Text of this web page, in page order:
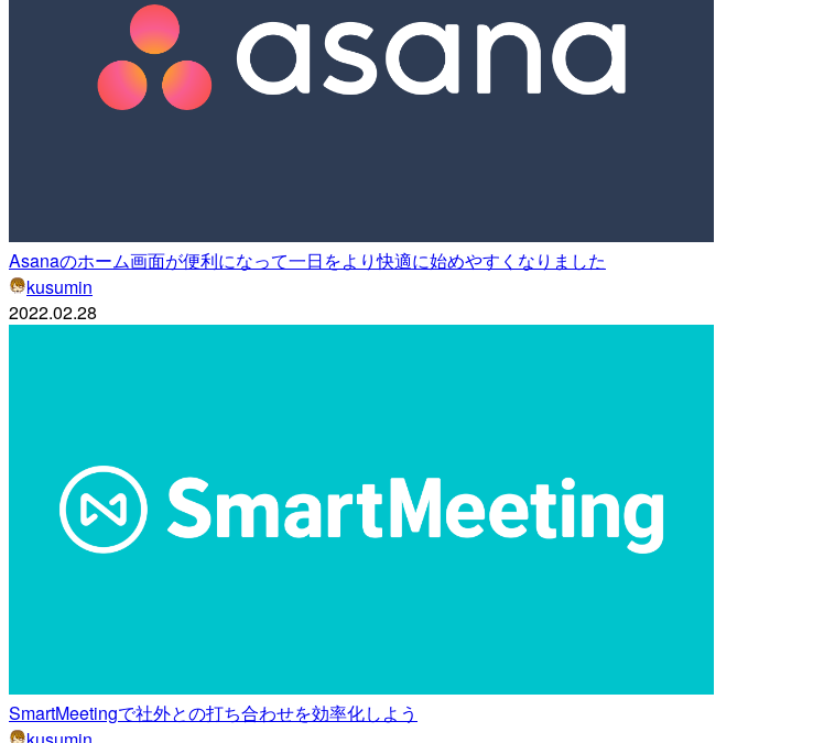
Asanaのホーム画面が便利になって一日をより快適に始めやすくなりました
kusumin
2022.02.28
SmartMeetingで社外との打ち合わせを効率化しよう